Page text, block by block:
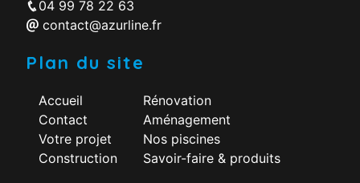
04 99 78 22 63
contact@azurline.fr
Plan du site
Accueil
Contact
Votre projet
Construction
Rénovation
Aménagement
Nos piscines
Savoir-faire & produits